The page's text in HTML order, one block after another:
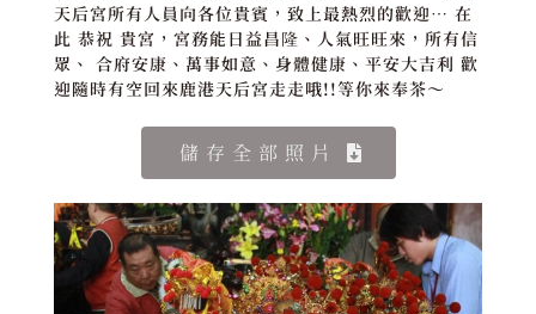
天后宮所有人員向各位貴賓，致上最熱烈的歡迎… 在
此 恭祝 貴宮，宮務能日益昌隆、人氣旺旺來，所有信
眾、 合府安康、萬事如意、身體健康、平安大吉利 歡
迎隨時有空回來鹿港天后宮走走哦!!等你來奉茶～
儲存全部照片